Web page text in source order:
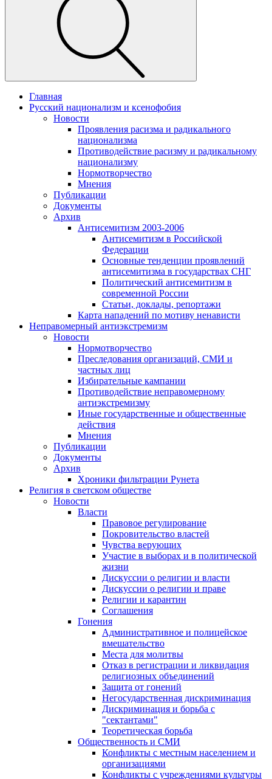
Главная
Русский национализм и ксенофобия
Новости
Проявления расизма и радикального
национализма
Противодействие расизму и радикальному
национализму
Нормотворчество
Мнения
Публикации
Документы
Архив
Антисемитизм 2003-2006
Антисемитизм в Российской
Федерации
Основные тенденции проявлений
антисемитизма в государствах СНГ
Политический антисемитизм в
современной России
Статьи, доклады, репортажи
Карта нападений по мотиву ненависти
Неправомерный антиэкстремизм
Новости
Нормотворчество
Преследования организаций, СМИ и
частных лиц
Избирательные кампании
Противодействие неправомерному
антиэкстремизму
Иные государственные и общественные
действия
Мнения
Публикации
Документы
Архив
Хроники фильтрации Рунета
Религия в светском обществе
Новости
Власти
Правовое регулирование
Покровительство властей
Чувства верующих
Участие в выборах и в политической
жизни
Дискуссии о религии и власти
Дискуссии о религии и праве
Религии и карантин
Соглашения
Гонения
Административное и полицейское
вмешательство
Места для молитвы
Отказ в регистрации и ликвидация
религиозных объединений
Защита от гонений
Негосударственная дискриминация
Дискриминация и борьба с
"сектантами"
Теоретическая борьба
Общественность и СМИ
Конфликты с местным населением и
организациями
Конфликты с учреждениями культуры